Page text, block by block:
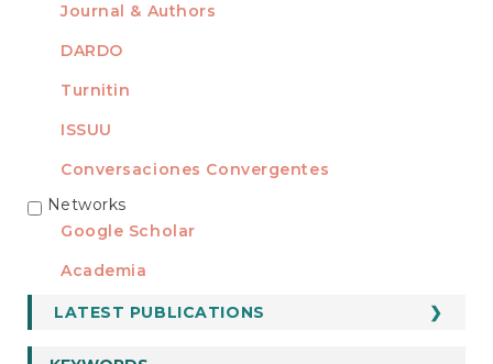
Journal & Authors
DARDO
Turnitin
ISSUU
Conversaciones Convergentes
REDES
Networks
Google Scholar
Academia
LATEST PUBLICATIONS